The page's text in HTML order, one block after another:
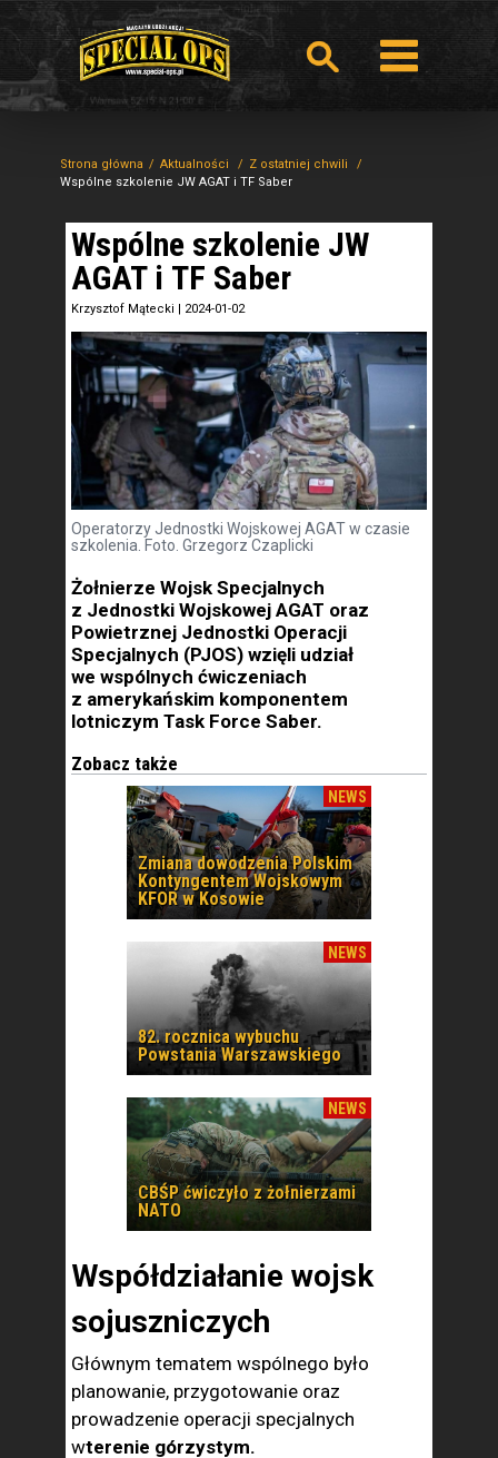
Strona główna Aktualności
Z ostatniej chwili
Wspólne szkolenie JW AGAT i TF Saber
Wspólne szkolenie JW
AGAT i TF Saber
Krzysztof Mątecki | 2024-01-02
Operatorzy Jednostki Wojskowej AGAT w czasie
szkolenia. Foto. Grzegorz Czaplicki
Żołnierze Wojsk Specjalnych
z Jednostki Wojskowej AGAT oraz
Powietrznej Jednostki Operacji
Specjalnych (PJOS) wzięli udział
we wspólnych ćwiczeniach
z amerykańskim komponentem
lotniczym Task Force Saber.
Zobacz także
NEWS
Zmiana dowodzenia Polskim
Kontyngentem Wojskowym
KFOR w Kosowie
NEWS
82. rocznica wybuchu
Powstania Warszawskiego
NEWS
CBŚP ćwiczyło z żołnierzami
NATO
Współdziałanie wojsk
sojuszniczych
Głównym tematem wspólnego było
planowanie, przygotowanie oraz
prowadzenie operacji specjalnych
wterenie górzystym.